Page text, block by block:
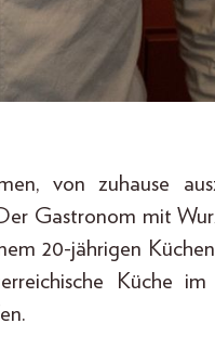
von zuhause
Gastronom mit
20-jährigen
Küche im